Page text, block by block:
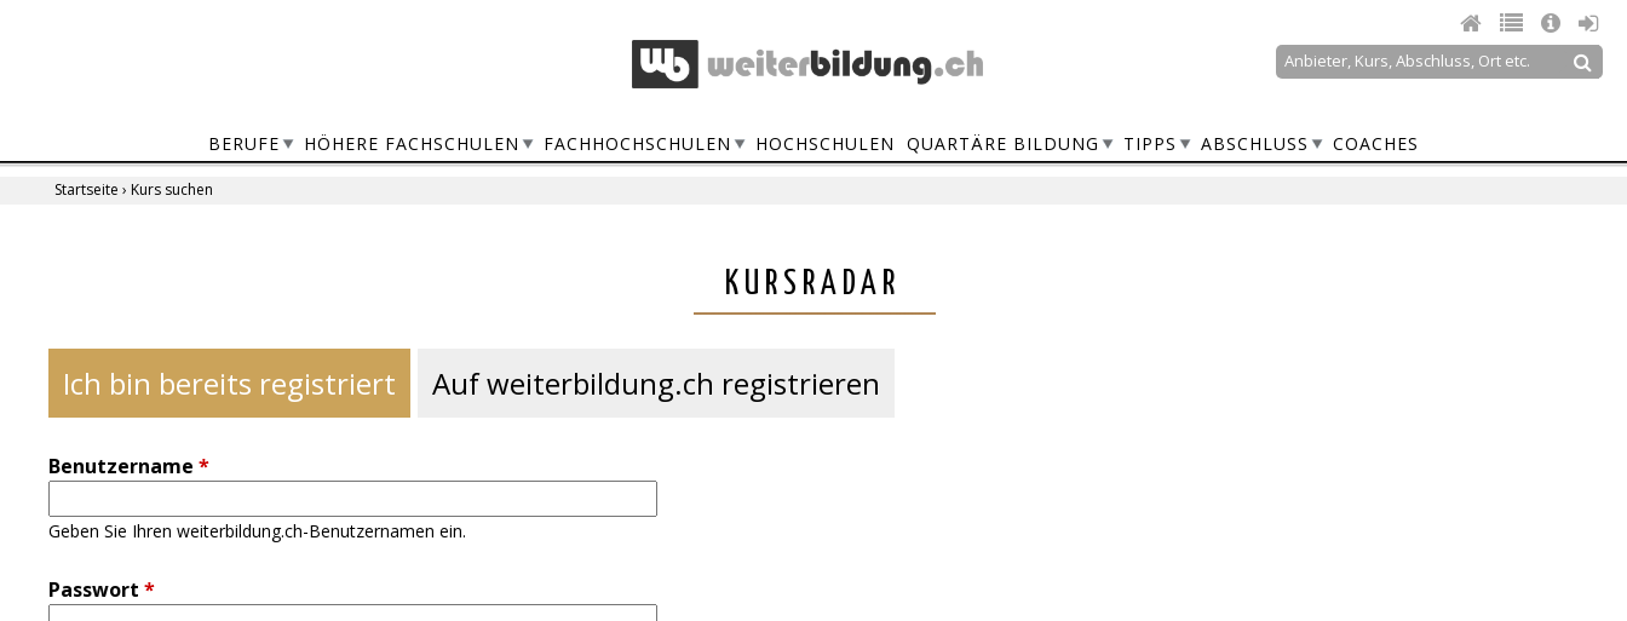
Suche
BERUFE HÖHERE FACHSCHULEN FACHHOCHSCHULEN HOCHSCHULEN QUARTÄRE BILDUNG TIPPS ABSCHLUSS COACHES
Startseite › Kurs suchen
KURSRADAR
Ich bin bereits registriert Auf weiterbildung.ch registrieren
Benutzername*
Geben Sie Ihren weiterbildung.ch-Benutzernamen ein.
Passwort*